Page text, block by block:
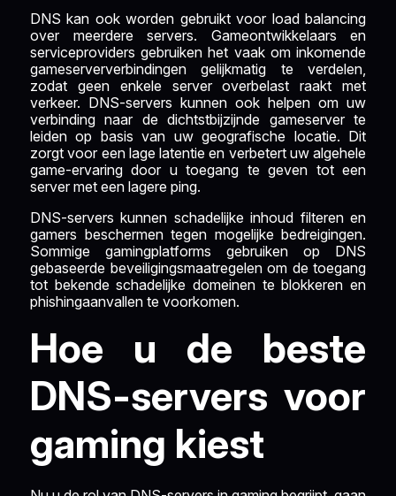
DNS kan ook worden gebruikt voor load balancing
over meerdere servers. Gameontwikkelaars en
serviceproviders gebruiken het vaak om inkomende
gameserververbindingen gelijkmatig te verdelen,
zodat geen enkele server overbelast raakt met
verkeer. DNS-servers kunnen ook helpen om uw
verbinding naar de dichtstbijzijnde gameserver te
leiden op basis van uw geografische locatie. Dit
zorgt voor een lage latentie en verbetert uw algehele
game-ervaring door u toegang te geven tot een
server met een lagere ping.
DNS-servers kunnen schadelijke inhoud filteren en
gamers beschermen tegen mogelijke bedreigingen.
Sommige gamingplatforms gebruiken op DNS
gebaseerde beveiligingsmaatregelen om de toegang
tot bekende schadelijke domeinen te blokkeren en
phishingaanvallen te voorkomen.
Hoe u de beste
DNS-servers voor
gaming kiest